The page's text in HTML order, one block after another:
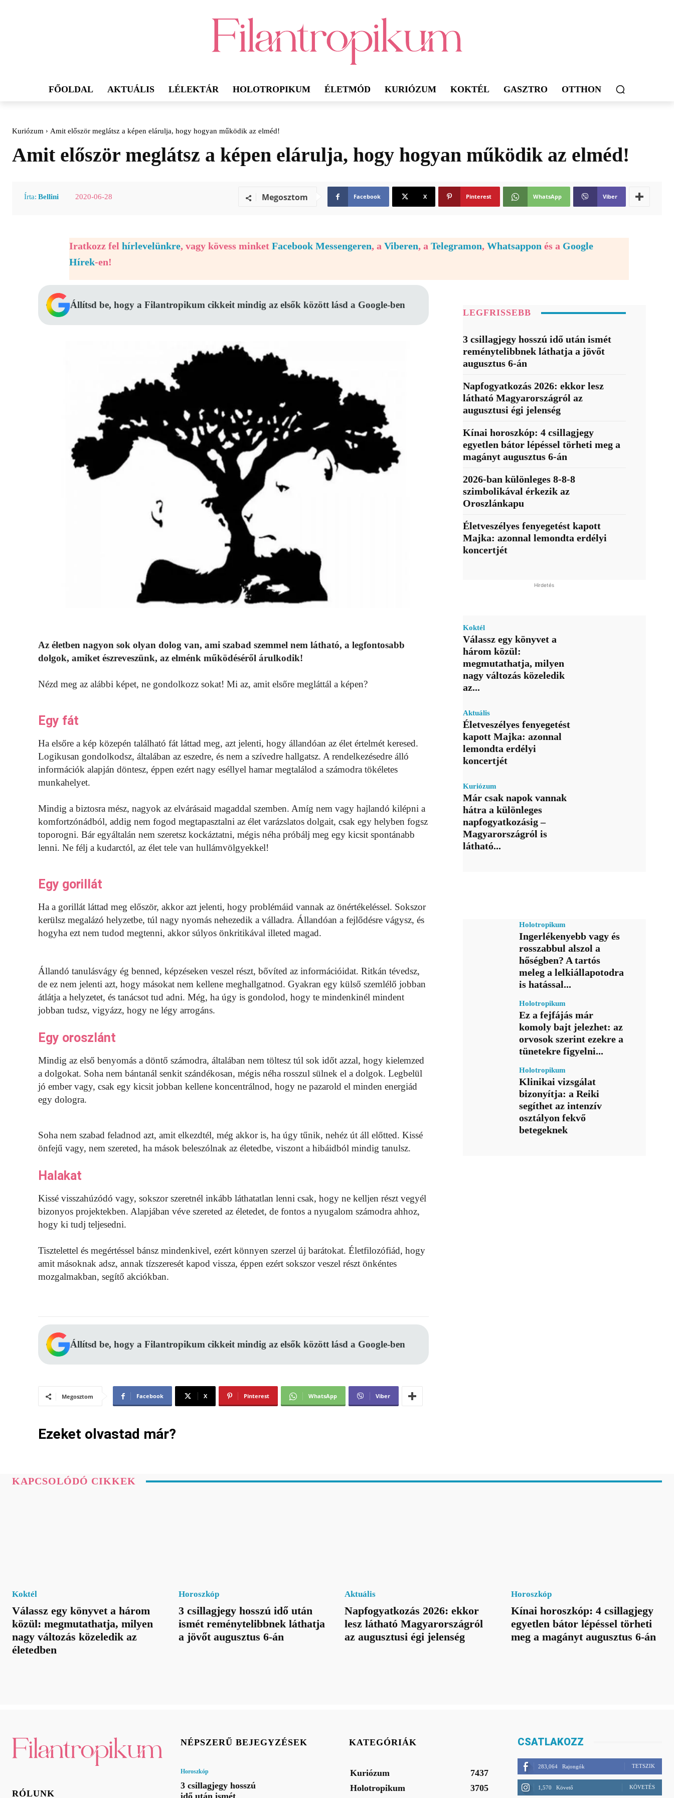
FŐOLDAL AKTUÁLIS LÉLEKTÁR HOLOTROPIKUM ÉLETMÓD KURIÓZUM KOKTÉL GASZTRO OTTHON
Kuriózum Amit először meglátsz a képen elárulja, hogy hogyan működik az elméd!
Amit először meglátsz a képen elárulja, hogy hogyan működik az elméd!
Írta: Bellini 2020-06-28 Megosztom Facebook X Pinterest WhatsApp Viber
Iratkozz fel hírlevelünkre, vagy kövess minket Facebook Messengeren, a Viberen, a Telegramon, Whatsappon és a Google
Hírek-en!
Állítsd be, hogy a Filantropikum cikkeit mindig az elsők között lásd a Google-ben
Az életben nagyon sok olyan dolog van, ami szabad szemmel nem látható, a legfontosabb
dolgok, amiket észreveszünk, az elménk működéséről árulkodik!
Nézd meg az alábbi képet, ne gondolkozz sokat! Mi az, amit elsőre megláttál a képen?
Egy fát
Ha elsőre a kép közepén található fát láttad meg, azt jelenti, hogy állandóan az élet értelmét keresed.
Logikusan gondolkodsz, általában az eszedre, és nem a szívedre hallgatsz. A rendelkezésedre álló
információk alapján döntesz, éppen ezért nagy eséllyel hamar megtalálod a számodra tökéletes
munkahelyet.
Mindig a biztosra mész, nagyok az elvárásaid magaddal szemben. Amíg nem vagy hajlandó kilépni a
komfortzónádból, addig nem fogod megtapasztalni az élet varázslatos dolgait, csak egy helyben fogsz
toporogni. Bár egyáltalán nem szeretsz kockáztatni, mégis néha próbálj meg egy kicsit spontánabb
lenni. Ne félj a kudarctól, az élet tele van hullámvölgyekkel!
Egy gorillát
Ha a gorillát láttad meg először, akkor azt jelenti, hogy problémáid vannak az önértékeléssel. Sokszor
kerülsz megalázó helyzetbe, túl nagy nyomás nehezedik a válladra. Állandóan a fejlődésre vágysz, és
hogyha ezt nem tudod megtenni, akkor súlyos önkritikával illeted magad.
Állandó tanulásvágy ég benned, képzéseken veszel részt, bővíted az információidat. Ritkán tévedsz,
de ez nem jelenti azt, hogy másokat nem kellene meghallgatnod. Gyakran egy külső szemlélő jobban
átlátja a helyzetet, és tanácsot tud adni. Még, ha úgy is gondolod, hogy te mindenkinél mindent
jobban tudsz, vigyázz, hogy ne légy arrogáns.
Egy oroszlánt
Mindig az első benyomás a döntő számodra, általában nem töltesz túl sok időt azzal, hogy kielemzed
a dolgokat. Soha nem bántanál senkit szándékosan, mégis néha rosszul sülnek el a dolgok. Legbelül
jó ember vagy, csak egy kicsit jobban kellene koncentrálnod, hogy ne pazarold el minden energiád
egy dologra.
Soha nem szabad feladnod azt, amit elkezdtél, még akkor is, ha úgy tűnik, nehéz út áll előtted. Kissé
önfejű vagy, nem szereted, ha mások beleszólnak az életedbe, viszont a hibáidból mindig tanulsz.
Halakat
Kissé visszahúzódó vagy, sokszor szeretnél inkább láthatatlan lenni csak, hogy ne kelljen részt vegyél
bizonyos projektekben. Alapjában véve szereted az életedet, de fontos a nyugalom számodra ahhoz,
hogy ki tudj teljesedni.
Tisztelettel és megértéssel bánsz mindenkivel, ezért könnyen szerzel új barátokat. Életfilozófiád, hogy
amit másoknak adsz, annak tízszeresét kapod vissza, éppen ezért sokszor veszel részt önkéntes
mozgalmakban, segítő akciókban.
Állítsd be, hogy a Filantropikum cikkeit mindig az elsők között lásd a Google-ben
Megosztom Facebook X Pinterest WhatsApp Viber
Ezeket olvastad már?
LEGFRISSEBB
3 csillagjegy hosszú idő után ismét
reménytelibbnek láthatja a jövőt
augusztus 6-án
Napfogyatkozás 2026: ekkor lesz
látható Magyarországról az
augusztusi égi jelenség
Kínai horoszkóp: 4 csillagjegy
egyetlen bátor lépéssel törheti meg a
magányt augusztus 6-án
2026-ban különleges 8-8-8
szimbolikával érkezik az
Oroszlánkapu
Életveszélyes fenyegetést kapott
Majka: azonnal lemondta erdélyi
koncertjét
Hirdetés
Koktél
Válassz egy könyvet a
három közül:
megmutathatja, milyen
nagy változás közeledik
az...
Aktuális
Életveszélyes fenyegetést
kapott Majka: azonnal
lemondta erdélyi
koncertjét
Kuriózum
Már csak napok vannak
hátra a különleges
napfogyatkozásig –
Magyarországról is
látható...
Holotropikum
Ingerlékenyebb vagy és
rosszabbul alszol a
hőségben? A tartós
meleg a lelkiállapotodra
is hatással...
Holotropikum
Ez a fejfájás már
komoly bajt jelezhet: az
orvosok szerint ezekre a
tünetekre figyelni...
Holotropikum
Klinikai vizsgálat
bizonyítja: a Reiki
segíthet az intenzív
osztályon fekvő
betegeknek
KAPCSOLÓDÓ CIKKEK
Koktél
Válassz egy könyvet a három
közül: megmutathatja, milyen
nagy változás közeledik az
életedben
Horoszkóp
3 csillagjegy hosszú idő után
ismét reménytelibbnek láthatja
a jövőt augusztus 6-án
Aktuális
Napfogyatkozás 2026: ekkor
lesz látható Magyarországról
az augusztusi égi jelenség
Horoszkóp
Kínai horoszkóp: 4 csillagjegy
egyetlen bátor lépéssel törheti
meg a magányt augusztus 6-án
RÓLUNK
NÉPSZERŰ BEJEGYZÉSEK
Horoszkóp
3 csillagjegy hosszú
KATEGÓRIÁK
Kuriózum
7437
Holotropikum
3705
CSATLAKOZZ
283,064 Rajongók TETSZIK
1,570 Követő KÖVETÉS